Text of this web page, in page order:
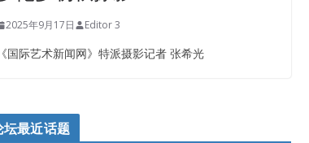
2025年9月17日 Editor 3
《国际艺术新闻网》特派摄影记者 张希光
坛最近话题